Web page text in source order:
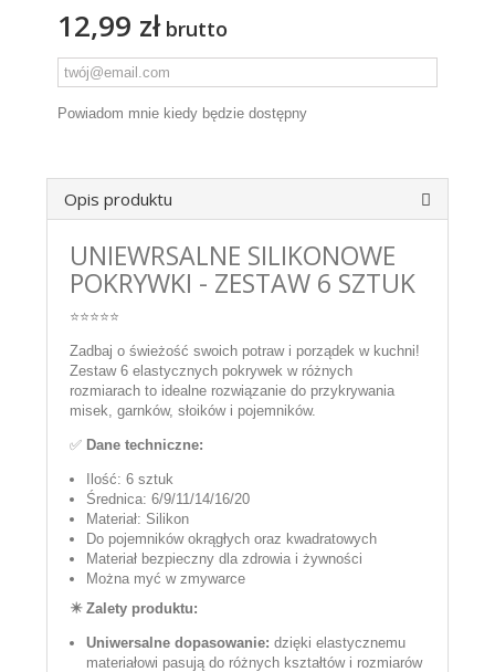
12,99 złbrutto
Powiadom mnie kiedy będzie dostępny
Opis produktu
UNIEWRSALNE SILIKONOWE
POKRYWKI - ZESTAW 6 SZTUK
⭐⭐⭐⭐⭐
Zadbaj o świeżość swoich potraw i porządek w kuchni!
Zestaw 6 elastycznych pokrywek w różnych
rozmiarach to idealne rozwiązanie do przykrywania
misek, garnków, słoików i pojemników.
✅ Dane techniczne:
Ilość: 6 sztuk
Średnica: 6/9/11/14/16/20
Materiał: Silikon
Do pojemników okrągłych oraz kwadratowych
Materiał bezpieczny dla zdrowia i żywności
Można myć w zmywarce
✴️ Zalety produktu:
Uniwersalne dopasowanie: dzięki elastycznemu
materiałowi pasują do różnych kształtów i rozmiarów